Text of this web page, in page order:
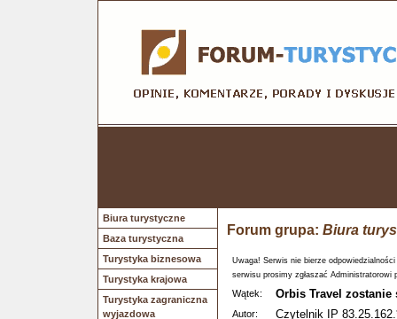
Biura turystyczne
Baza turystyczna
Turystyka biznesowa
Turystyka krajowa
Turystyka zagraniczna
wyjazdowa
Forum grupa: Biura
Uwaga! Serwis nie bierze
serwisu prosimy zgłaszać Administratorowi
Wątek: Orbis Travel zostanie
Autor: Czytelnik IP